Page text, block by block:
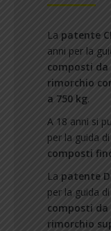
La patente
anni per la
composti
rimorchio
a 750 kg.
A 18 anni si
per la guida di
composti
La patente
per la guida di
composti
rimorchio